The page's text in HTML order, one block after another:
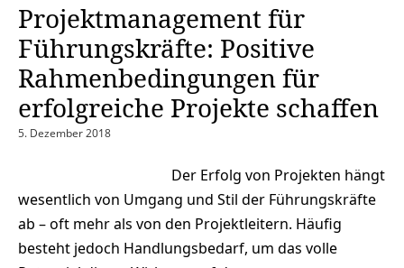
Projektmanagement für
Führungskräfte: Positive
Rahmenbedingungen für
erfolgreiche Projekte schaffen
5. Dezember 2018
Der Erfolg von Projekten hängt
wesentlich von Umgang und Stil der Führungskräfte
ab – oft mehr als von den Projektleitern. Häufig
besteht jedoch Handlungsbedarf, um das volle